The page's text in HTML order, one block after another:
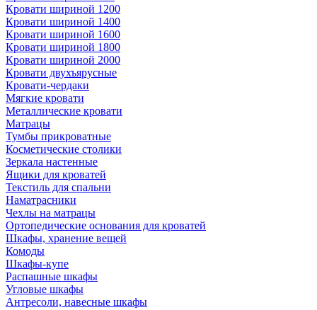
Кровати шириной 1200
Кровати шириной 1400
Кровати шириной 1600
Кровати шириной 1800
Кровати шириной 2000
Кровати двухъярусные
Кровати-чердаки
Мягкие кровати
Металлические кровати
Матрацы
Тумбы прикроватные
Косметические столики
Зеркала настенные
Ящики для кроватей
Текстиль для спальни
Наматрасники
Чехлы на матрацы
Ортопедические основания для кроватей
Шкафы, хранение вещей
Комоды
Шкафы-купе
Распашные шкафы
Угловые шкафы
Антресоли, навесные шкафы